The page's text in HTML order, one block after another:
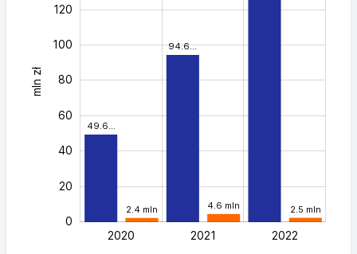
49.6…
94.6…
2.4 mln 4.6 mln 2.5 mln
mln zł 100
0
20
40
60
80
100
120
L
2020 2021 2022